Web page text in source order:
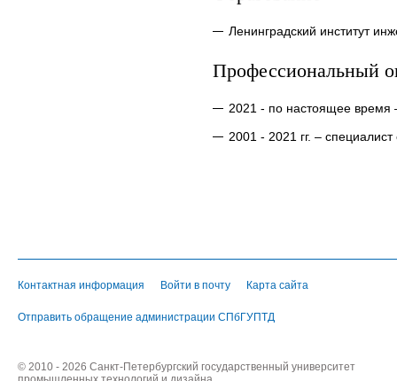
Ленинградский институт
Профессиональный
2021 - по настоящее время
2001 - 2021 гг. –
Контактная информация Войти в почту Карта сайта
Отправить обращение администрации СПбГУПТД
© 2010 - 2026 Санкт-Петербургский государственный университет